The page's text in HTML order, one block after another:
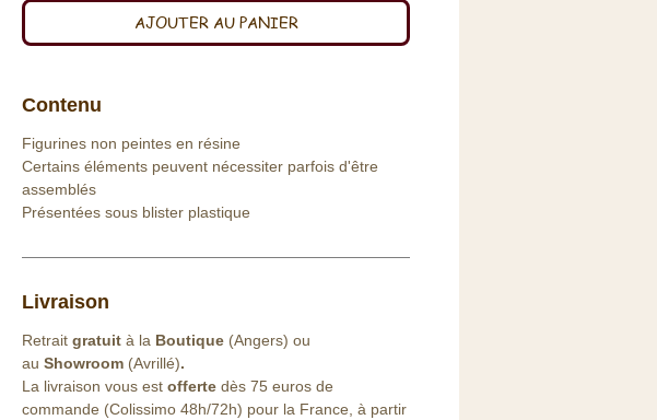
AJOUTER AU PANIER
Contenu
Figurines non peintes en résine
Certains éléments peuvent nécessiter parfois d'être
assemblés
Présentées sous blister plastique
Livraison
Retrait gratuit à la Boutique (Angers) ou
au Showroom (Avrillé).
La livraison vous est offerte dès 75 euros de
commande (Colissimo 48h/72h) pour la France, à partir